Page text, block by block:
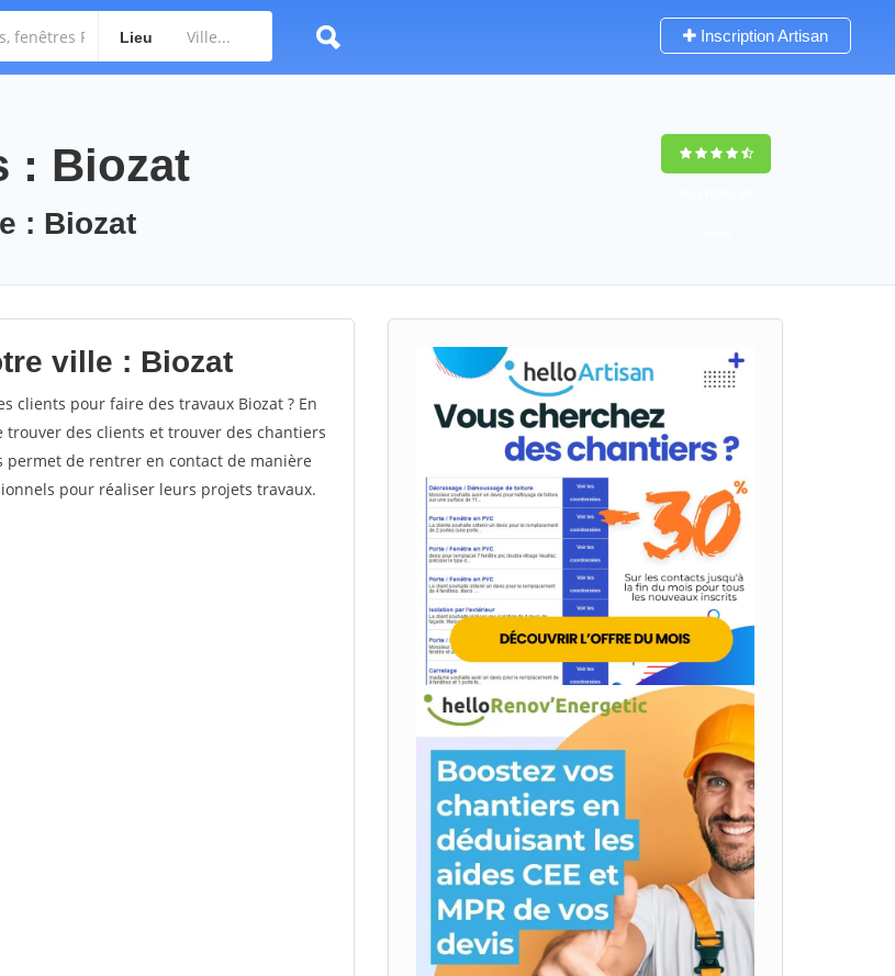
Lieu Inscription Artisan
: Biozat
: Biozat
ville : Biozat
clients pour faire des travaux Biozat ? En
des clients et trouver des chantiers
de rentrer en contact de manière
pour réaliser leurs projets travaux.